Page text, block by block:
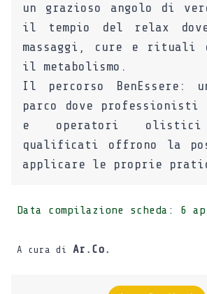
un grazioso angolo di
il tempio del relax
massaggi, cure e rituali
il metabolismo.
Il percorso BenEssere:
parco dove
e operatori olistici
qualificati offrono la
applicare le proprie
Data compilazione scheda: 6
A cura di Ar.Co.